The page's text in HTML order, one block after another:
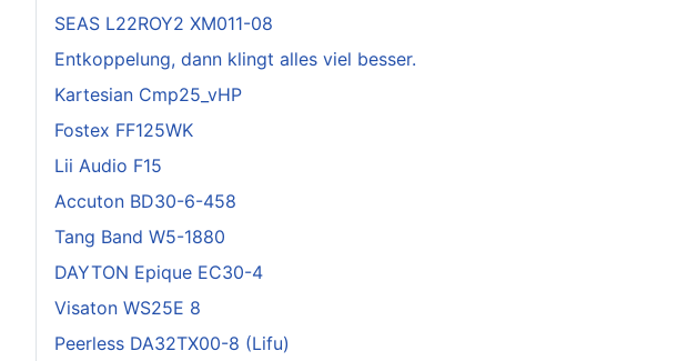
SEAS L22ROY2 XM011-08
Entkoppelung, dann klingt alles viel besser.
Kartesian Cmp25_vHP
Fostex FF125WK
Lii Audio F15
Accuton BD30-6-458
Tang Band W5-1880
DAYTON Epique EC30-4
Visaton WS25E 8
Peerless DA32TX00-8 (Lifu)